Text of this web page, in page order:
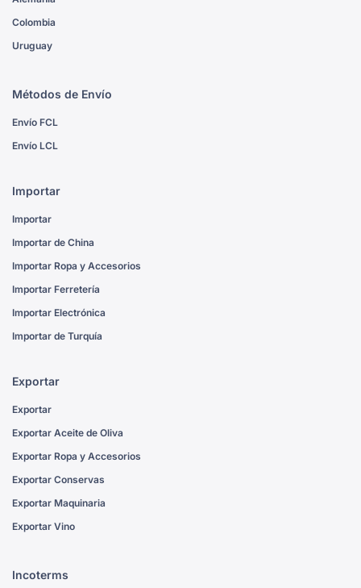
Colombia
Uruguay
Métodos de Envío
Envío FCL
Envío LCL
Importar
Importar
Importar de China
Importar Ropa y Accesorios
Importar Ferretería
Importar Electrónica
Importar de Turquía
Exportar
Exportar
Exportar Aceite de Oliva
Exportar Ropa y Accesorios
Exportar Conservas
Exportar Maquinaria
Exportar Vino
Incoterms